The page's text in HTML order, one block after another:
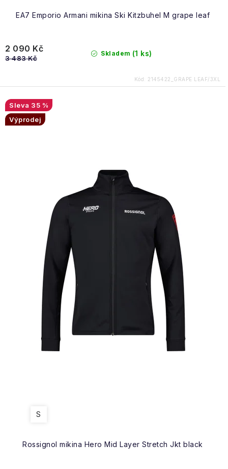
EA7 Emporio Armani mikina Ski Kitzbuhel M grape leaf
Skladem (1 ks)
2 090 Kč
3 483 Kč
Kód: 2145422_GRAPE LEAF/3XL
Rossignol mikina Hero Mid Layer Stretch Jkt black
35 %
Výprodej
S